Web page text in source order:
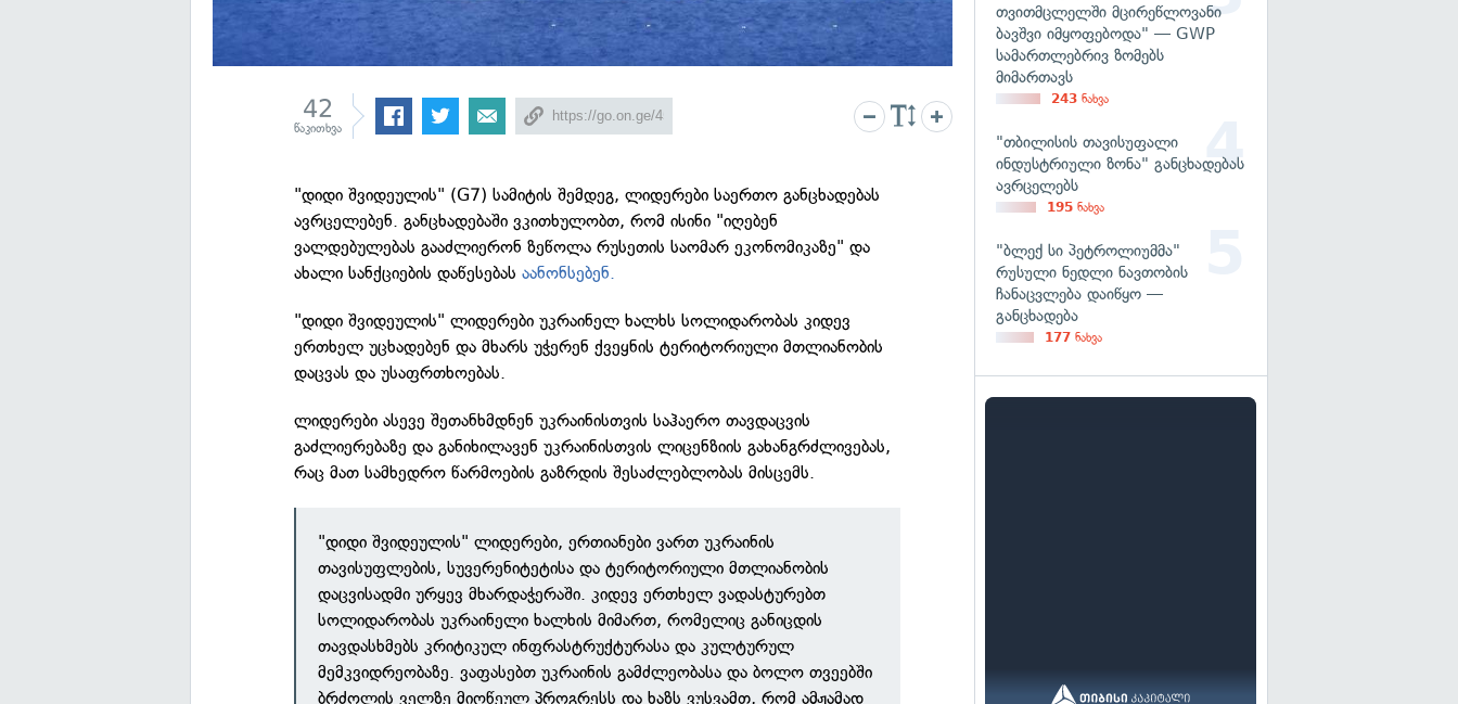
42
წაკითხვა
"დიდი შვიდეულის" (G7) სამიტის შემდეგ, ლიდერები საერთო განცხადებას
ავრცელებენ. განცხადებაში ვკითხულობთ, რომ ისინი "იღებენ
ვალდებულებას გააძლიერონ ზეწოლა რუსეთის საომარ ეკონომიკაზე" და
ახალი სანქციების დაწესებასაანონსებენ.
"დიდი შვიდეულის" ლიდერები უკრაინელ ხალხს სოლიდარობას კიდევ
ერთხელ უცხადებენ და მხარს უჭერენ ქვეყნის ტერიტორიული მთლიანობის
დაცვას და უსაფრთხოებას.
ლიდერები ასევე შეთანხმდნენ უკრაინისთვის საჰაერო თავდაცვის
გაძლიერებაზე და განიხილავენ უკრაინისთვის ლიცენზიის გახანგრძლივებას,
რაც მათ სამხედრო წარმოების გაზრდის შესაძლებლობას მისცემს.
"დიდი შვიდეულის" ლიდერები, ერთიანები ვართ უკრაინის
თავისუფლების, სუვერენიტეტისა და ტერიტორიული მთლიანობის
დაცვისადმი ურყევ მხარდაჭერაში. კიდევ ერთხელ ვადასტურებთ
სოლიდარობას უკრაინელი ხალხის მიმართ, რომელიც განიცდის
თავდასხმებს კრიტიკულ ინფრასტრუქტურასა და კულტურულ
მემკვიდრეობაზე. ვაფასებთ უკრაინის გამძლეობასა და ბოლო თვეებში
ბრძოლის ველზე მიღწეულ პროგრესს და ხაზს ვუსვამთ, რომ ამჟამად
თვითმცლელში მცირეწლოვანი
ბავშვი იმყოფებოდა" — GWP
სამართლებრივ ზომებს
მიმართავს
243 ნახვა
"თბილისის თავისუფალი
ინდუსტრიული ზონა" განცხადებას
ავრცელებს
195 ნახვა
"ბლექ სი პეტროლიუმმა"
რუსული ნედლი ნავთობის
ჩანაცვლება დაიწყო —
განცხადება
177 ნახვა